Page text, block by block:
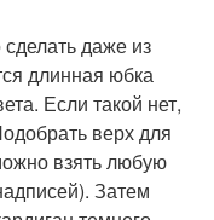
даже из
длинная юбка
Если такой нет,
верх для
взять любую
Затем